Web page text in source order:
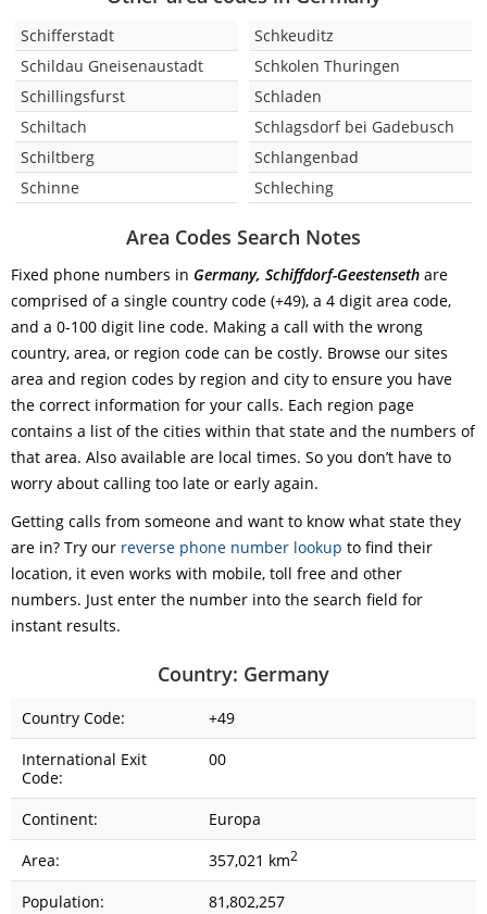
Schifferstadt
Schildau Gneisenaustadt
Schillingsfurst
Schiltach
Schiltberg
Schinne
Schkeuditz
Schkolen Thuringen
Schladen
Schlagsdorf bei Gadebusch
Schlangenbad
Schleching
Area Codes Search Notes
Fixed phone numbers in Germany, Schiffdorf-Geestenseth are
comprised of a single country code (+49), a 4 digit area code,
and a 0-100 digit line code. Making a call with the wrong
country, area, or region code can be costly. Browse our sites
area and region codes by region and city to ensure you have
the correct information for your calls. Each region page
contains a list of the cities within that state and the numbers of
that area. Also available are local times. So you don’t have to
worry about calling too late or early again.
Getting calls from someone and want to know what state they
are in? Try our reverse phone number lookup to find their
location, it even works with mobile, toll free and other
numbers. Just enter the number into the search field for
instant results.
Country: Germany
Country Code:
+49
International Exit
Code:
00
Continent:
Europa
Area:
357,021 km2
Population:
81,802,257